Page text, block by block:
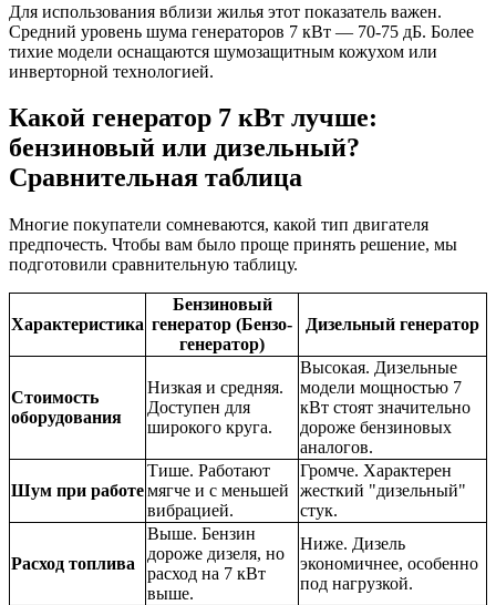
Для использования вблизи жилья этот показатель важен.
Средний уровень шума генераторов 7 кВт — 70-75 дБ. Более
тихие модели оснащаются шумозащитным кожухом или
инверторной технологией.
Какой генератор 7 кВт лучше:
бензиновый или дизельный?
Сравнительная таблица
Многие покупатели сомневаются, какой тип двигателя
предпочесть. Чтобы вам было проще принять решение, мы
подготовили сравнительную таблицу.
Характеристика
Бензиновый
генератор (Бензо-
генератор)
Дизельный генератор
Стоимость
оборудования
Низкая и средняя.
Доступен для
широкого круга.
Высокая. Дизельные
модели мощностью 7
кВт стоят значительно
дороже бензиновых
аналогов.
Шум при работе
Тише. Работают
мягче и с меньшей
вибрацией.
Громче. Характерен
жесткий "дизельный"
стук.
Расход топлива
Выше. Бензин
дороже дизеля, но
расход на 7 кВт
выше.
Ниже. Дизель
экономичнее, особенно
под нагрузкой.